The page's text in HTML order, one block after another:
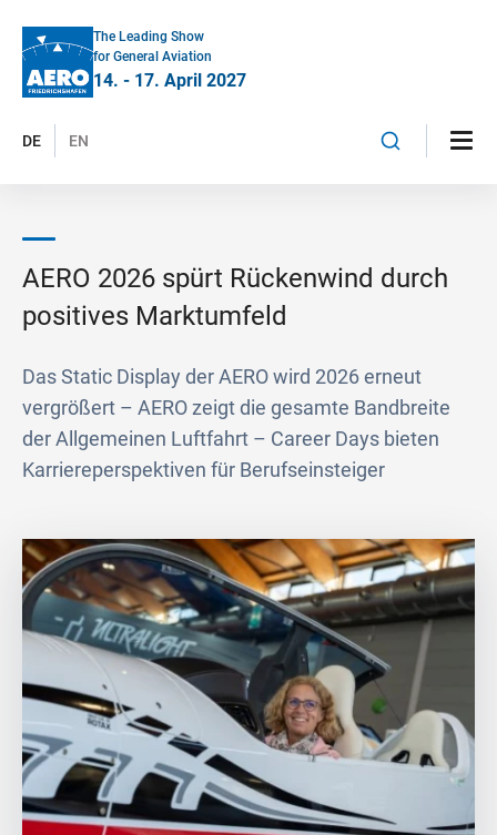
The Leading Show
for General Aviation
14. - 17. April 2027
DE EN
AERO 2026 spürt Rückenwind durch
positives Marktumfeld
Das Static Display der AERO wird 2026 erneut
vergrößert – AERO zeigt die gesamte Bandbreite
der Allgemeinen Luftfahrt – Career Days bieten
Karriereperspektiven für Berufseinsteiger